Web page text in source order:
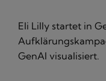
Eli Lilly startet in
GenAI visualisiert.